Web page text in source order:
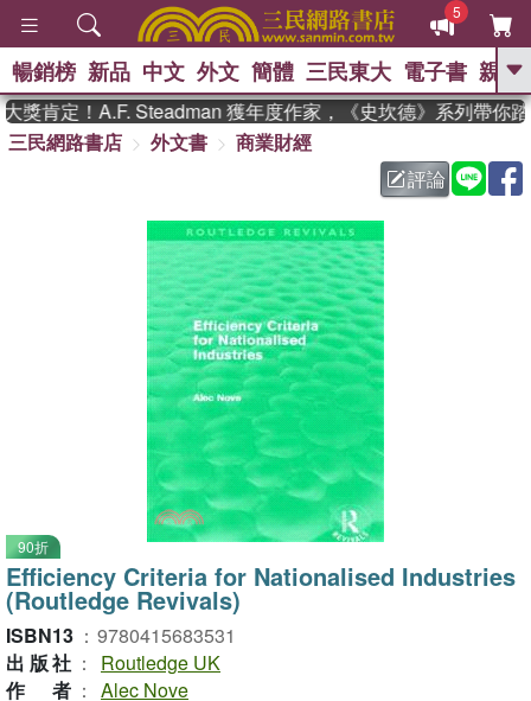
5
GO
熱搜： 東野圭吾
父親節 、 如果歷
暑期推薦 、 國際布克
獎 臺灣漫遊錄 、 方念華
登輝時代 、 數學女孩：黎曼猜想
偉大的迷走神經
暢銷榜 新品 中文 外文 簡體 三民東大 電子書 親子
肯定！A.F. Steadman 獲年度作家，《史坎德》系列帶你踏
三民網路書店
外文書
商業財經
評論
90折
Efficiency Criteria for Nationalised Industries
(Routledge Revivals)
ISBN13 ： 9780415683531
出版社 ：
Routledge UK
作者 ： Alec Nove